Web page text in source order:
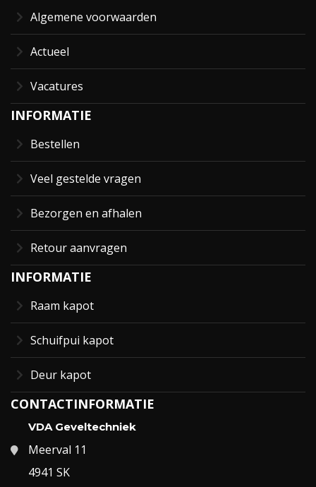
Algemene voorwaarden
Actueel
Vacatures
INFORMATIE
Bestellen
Veel gestelde vragen
Bezorgen en afhalen
Retour aanvragen
INFORMATIE
Raam kapot
Schuifpui kapot
Deur kapot
CONTACTINFORMATIE
VDA Geveltechniek
Meerval 11
4941 SK